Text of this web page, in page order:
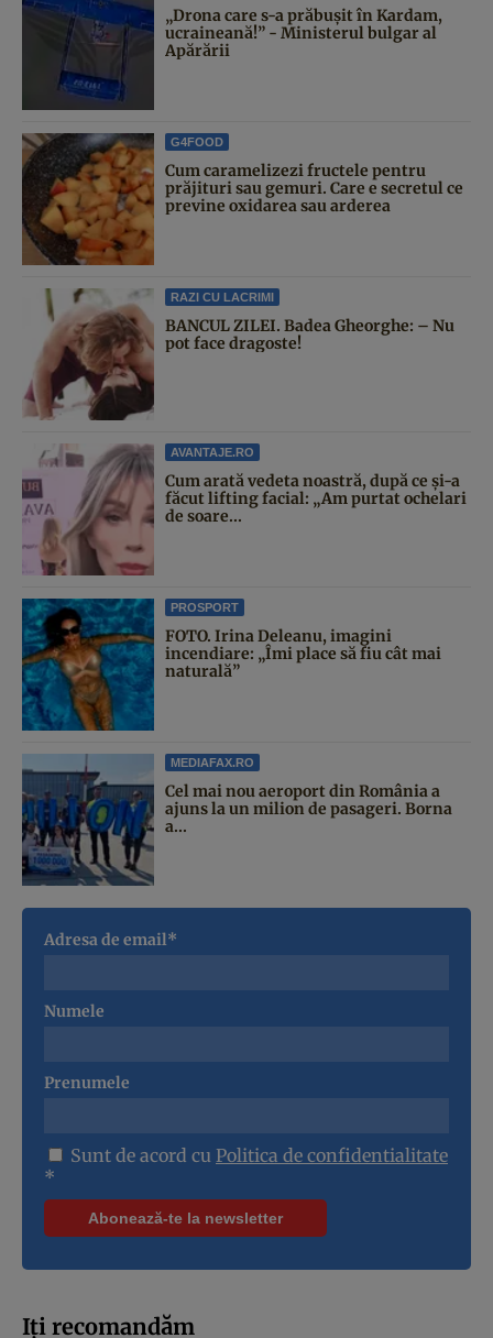
„Drona care s-a prăbușit în Kardam,
ucraineană!” - Ministerul bulgar al
Apărării
G4FOOD
Cum caramelizezi fructele pentru
prăjituri sau gemuri. Care e secretul ce
previne oxidarea sau arderea
RAZI CU LACRIMI
BANCUL ZILEI. Badea Gheorghe: – Nu
pot face dragoste!
AVANTAJE.RO
Cum arată vedeta noastră, după ce și-a
făcut lifting facial: „Am purtat ochelari
de soare...
PROSPORT
FOTO. Irina Deleanu, imagini
incendiare: „Îmi place să fiu cât mai
naturală”
MEDIAFAX.RO
Cel mai nou aeroport din România a
ajuns la un milion de pasageri. Borna
a...
Adresa de email*
Numele
Prenumele
Sunt de acord cu Politica de confidentialitate
*
Iți recomandăm